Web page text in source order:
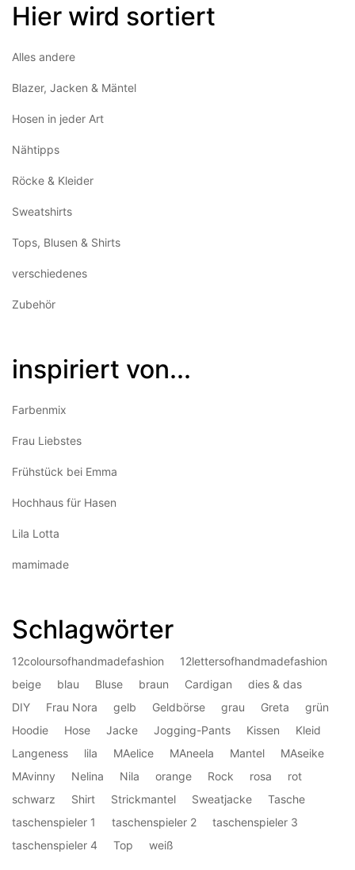
Hier wird sortiert
Alles andere
Blazer, Jacken & Mäntel
Hosen in jeder Art
Nähtipps
Röcke & Kleider
Sweatshirts
Tops, Blusen & Shirts
verschiedenes
Zubehör
inspiriert von...
Farbenmix
Frau Liebstes
Frühstück bei Emma
Hochhaus für Hasen
Lila Lotta
mamimade
Schlagwörter
12coloursofhandmadefashion
12lettersofhandmadefashion
beige
blau Bluse braun Cardigan
dies & das
DIY
Frau Nora gelb Geldbörse grau Greta
grün
Hoodie
Hose Jacke Jogging-Pants Kissen
Kleid
Langeness
lila MAelice MAneela Mantel
MAseike
MAvinny
Nelina Nila orange Rock rosa
rot
schwarz
Shirt Strickmantel Sweatjacke
Tasche
taschenspieler 1
taschenspieler 2
taschenspieler 3
taschenspieler 4
Top weiß